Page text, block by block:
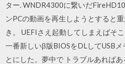
ター. WNDR4300に繋いだ
ンPCの動画を再生しようとすると
き。 UEFIさえ起動してしまえばそ
一番新しい​β版BIOS​をDLしてUSB
とにした。夢中で トラブルあれば